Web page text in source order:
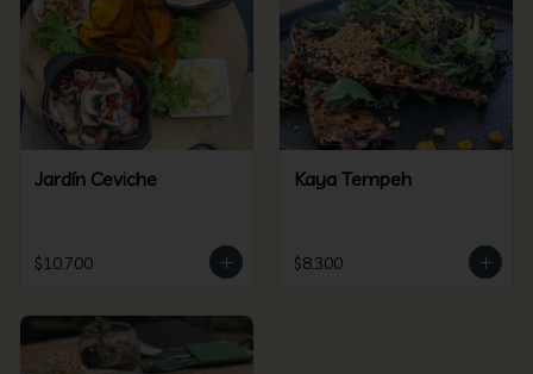
Jardín Ceviche
$10.700
Kaya Tempeh
$8.300